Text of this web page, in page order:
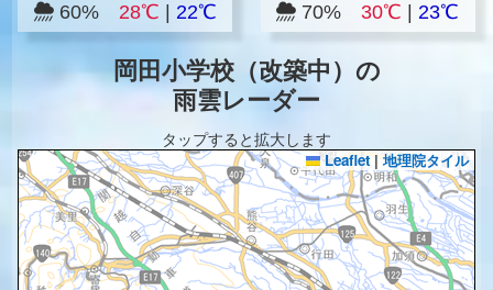
60% 28℃ 22℃ 70%30℃ |23℃
岡田小学校（改築中）の
雨雲レーダー
タップすると拡大します
Leaflet | 地理院タイル